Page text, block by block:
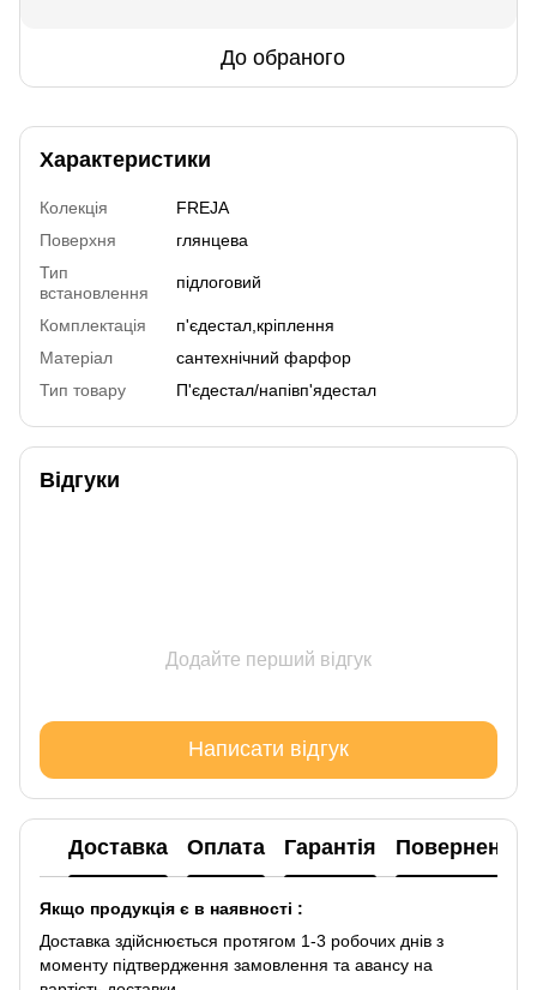
До обраного
Характеристики
Колекція
FREJA
Поверхня
глянцева
Тип
встановлення
підлоговий
Комплектація
п'єдестал,кріплення
Матеріал
сантехнічний фарфор
Тип товару
П'єдестал/напівп'ядестал
Відгуки
Додайте перший відгук
Написати відгук
Доставка Оплата Гарантія Повернення
Якщо продукція є в наявності :
Доставка здійснюється протягом 1-3 робочих днів з
моменту підтвердження замовлення та авансу на